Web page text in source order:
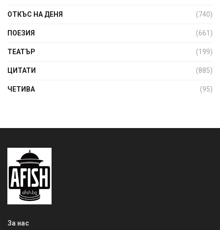
ОТКЪС НА ДЕНЯ (740)
ПОЕЗИЯ (661)
ТЕАТЪР (199)
ЦИТАТИ (885)
ЧЕТИВА (95)
За нас